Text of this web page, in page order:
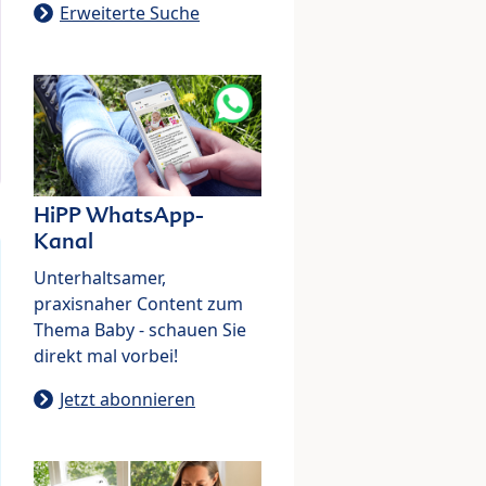
Erweiterte Suche
HiPP WhatsApp-
Kanal
Unterhaltsamer,
praxisnaher Content zum
Thema Baby - schauen Sie
direkt mal vorbei!
Jetzt abonnieren